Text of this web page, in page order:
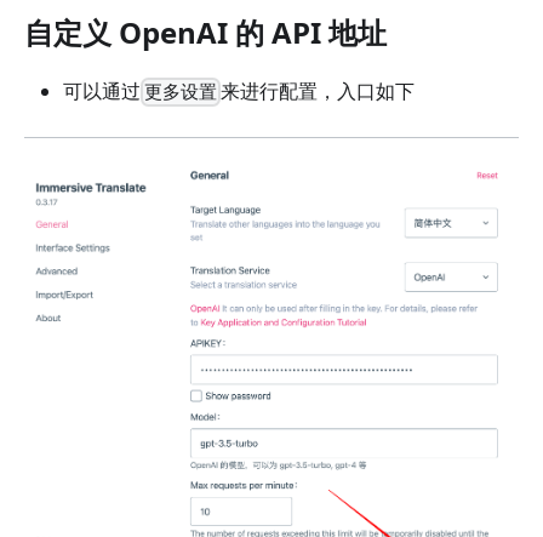
自定义 OpenAI 的 API 地址
可以通过 更多设置 来进行配置，入口如下